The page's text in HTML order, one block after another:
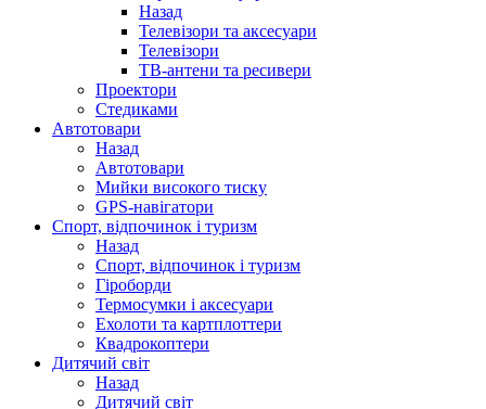
Назад
Телевізори та аксесуари
Телевізори
ТВ-антени та ресивери
Проектори
Стедиками
Автотовари
Назад
Автотовари
Мийки високого тиску
GPS-навігатори
Спорт, відпочинок і туризм
Назад
Спорт, відпочинок і туризм
Гіроборди
Термосумки і аксесуари
Ехолоти та картплоттери
Квадрокоптери
Дитячий світ
Назад
Дитячий світ